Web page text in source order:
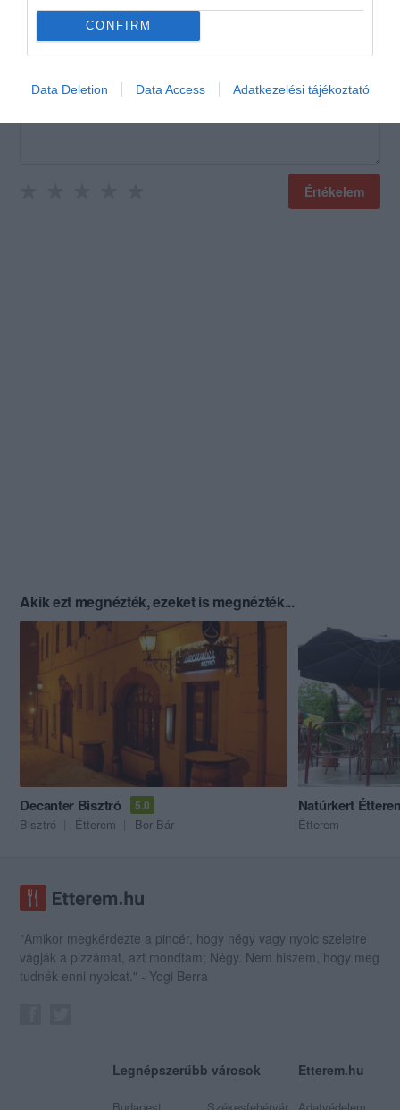
CONFIRM
Data Deletion Data Access Adatkezelési tájékoztató
Értékeld Te is!
Értékelem
Akik ezt megnézték, ezeket is megnézték...
Decanter Bisztró 5.0
Bisztró Étterem Bor Bár
Natúrkert
Étterem
"Amikor megkérdezte a pincér, hogy négy vagy nyolc szeletre
vágják a pizzámat, azt mondtam; Négy. Nem hiszem, hogy meg
tudnék enni nyolcat." - Yogi Berra
Legnépszerűbb városok Etterem.hu